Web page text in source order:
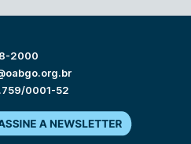
2000
0001-52